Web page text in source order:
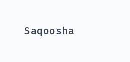
Saqoosha